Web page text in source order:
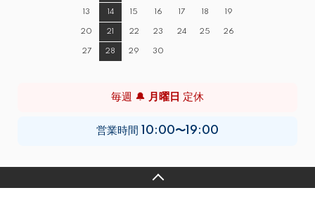
13 14 15 16 17 18 19
20 21 22 23 24 25 26
27 28 29 30
毎週 🔔 月曜日 定休
営業時間 10:00〜19:00